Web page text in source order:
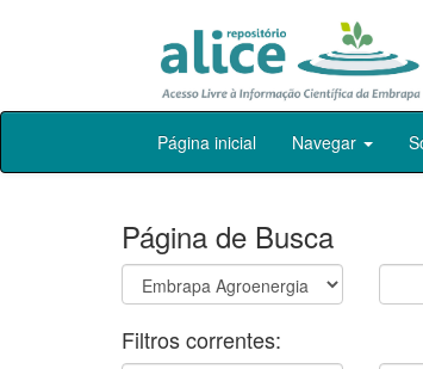
Skip
Página inicial Navegar
Página de Busca
Filtros correntes: